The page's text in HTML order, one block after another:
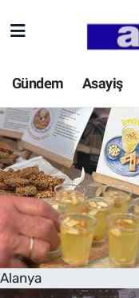
Gündem Asayiş
Alanya